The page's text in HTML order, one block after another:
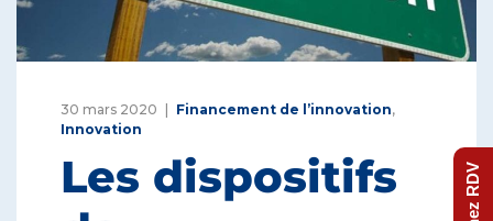
30 mars 2020 Financement de l’innovation,
Innovation
Les dispositifs